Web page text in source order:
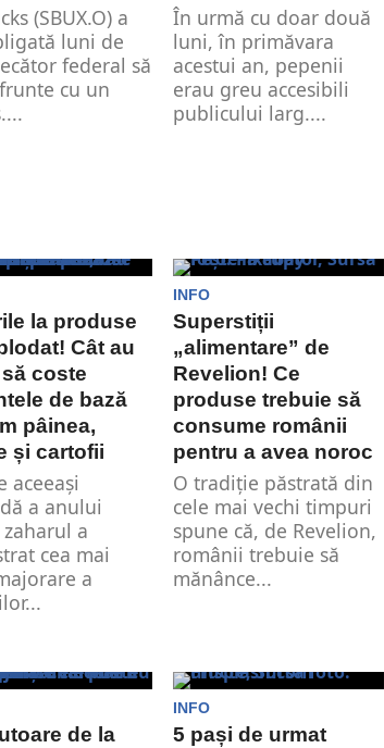
(SBUX.O) a
luni de
federal să
cu un
În urmă cu doar două
luni, în primăvara
acestui an, pepenii
erau greu accesibili
publicului larg....
la produse
Cât au
coste
de bază
pâinea,
și cartofii
aceeași
a anului
a
cea mai
a
INFO
Superstiții
„alimentare” de
Revelion! Ce
produse trebuie să
consume românii
pentru a avea noroc
O tradiție păstrată din
cele mai vechi timpuri
spune că, de Revelion,
românii trebuie să
mănânce...
de la
INFO
5 pași de urmat